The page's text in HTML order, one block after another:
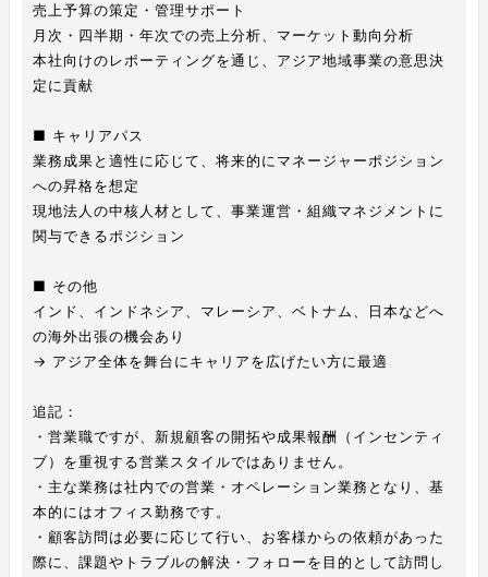
売上予算の策定・管理サポート
月次・四半期・年次での売上分析、マーケット動向分析
本社向けのレポーティングを通じ、アジア地域事業の意思決
定に貢献
■ キャリアパス
業務成果と適性に応じて、将来的にマネージャーポジション
への昇格を想定
現地法人の中核人材として、事業運営・組織マネジメントに
関与できるポジション
■ その他
インド、インドネシア、マレーシア、ベトナム、日本などへ
の海外出張の機会あり
→ アジア全体を舞台にキャリアを広げたい方に最適
追記：
・営業職ですが、新規顧客の開拓や成果報酬（インセンティ
ブ）を重視する営業スタイルではありません。
・主な業務は社内での営業・オペレーション業務となり、基
本的にはオフィス勤務です。
・顧客訪問は必要に応じて行い、お客様からの依頼があった
際に、課題やトラブルの解決・フォローを目的として訪問し